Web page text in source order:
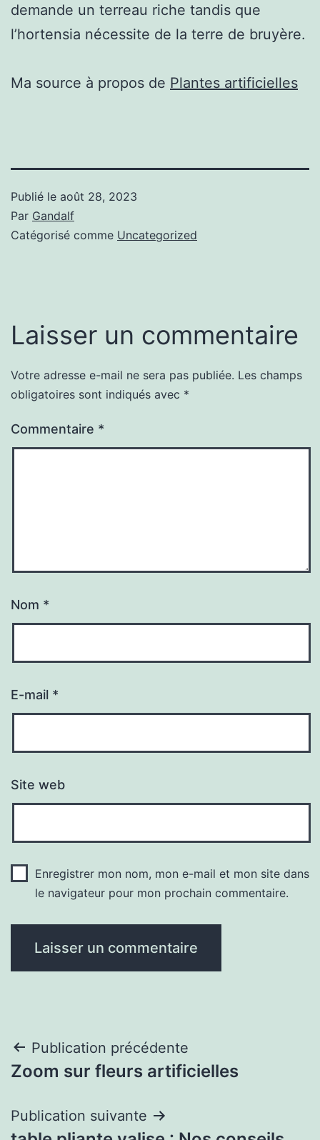
demande un terreau riche tandis que
l’hortensia nécessite de la terre de bruyère.
Ma source à propos de Plantes artificielles
Publié le août 28, 2023
Par Gandalf
Catégorisé comme Uncategorized
Laisser un commentaire
Votre adresse e-mail ne sera pas publiée. Les champs
obligatoires sont indiqués avec *
Commentaire *
Nom *
E-mail *
Site web
Enregistrer mon nom, mon e-mail et mon site dans
le navigateur pour mon prochain commentaire.
Navigation
de
l’article
Publication précédente
Zoom sur fleurs artificielles
Publication suivante